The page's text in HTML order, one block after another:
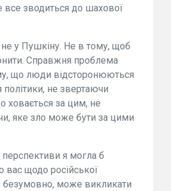
все зводиться до шахової
у Пушкіну. Не в тому, щоб
Справжня проблема
що люди відсторонюються
політики, не звертаючи
ховається за цим, не
яке зло може бути за цими
перспективи я могла б
вас щодо російської
безумовно, може викликати